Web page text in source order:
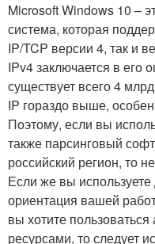
Microsoft Windows 10 –
система, которая
IP/TCP версии 4, так и
IPv4 заключается в его
существует всего 4
IP гораздо выше,
Поэтому, если вы
также парсинговый
российский регион, то
Если же вы
ориентация вашей
вы хотите
ресурсами, то следует